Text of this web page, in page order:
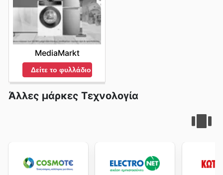
MediaMarkt
Δείτε το φυλλάδιο
Άλλες μάρκες Τεχνολογία